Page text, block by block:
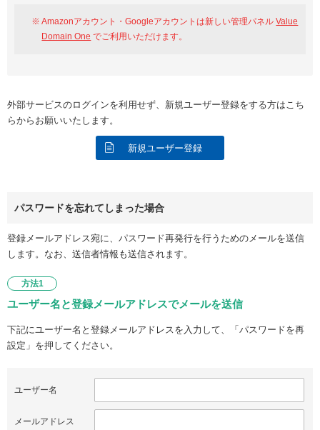
Amazonアカウント・Googleアカウントは新しい管理パネルValue
Domain One でご利用いただけます。
外部サービスのログインを利用せず、新規ユーザー登録をする方はこち
らからお願いいたします。
新規ユーザー登録
パスワードを忘れてしまった場合
登録メールアドレス宛に、パスワード再発行を行うためのメールを送信
します。なお、送信者情報も送信されます。
方法1
ユーザー名と登録メールアドレスでメールを送信
下記にユーザー名と登録メールアドレスを入力して、「パスワードを再
設定」を押してください。
ユーザー名
メールアドレス